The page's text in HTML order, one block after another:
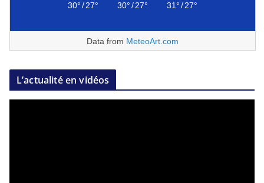
30°/27° 30°/27° 31°/27°
Data from MeteoArt.com
L’actualité en vidéos